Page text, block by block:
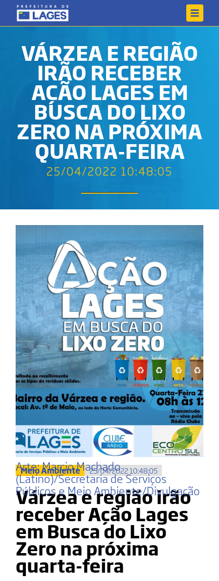
VÁRZEA E REGIÃO
IRÃO RECEBER
AÇÃO LAGES EM
BUSCA DO LIXO
ZERO NA PRÓXIMA
QUARTA-FEIRA
25/04/2022 10:48:05
Arte: Marcio Machado
(Latino)/Secretaria de Serviços
Públicos e Meio Ambiente/Divulgação
Meio Ambiente 25/04/2022 10:48:05
Várzea e região irão
receber Ação Lages
em Busca do Lixo
Zero na próxima
quarta-feira